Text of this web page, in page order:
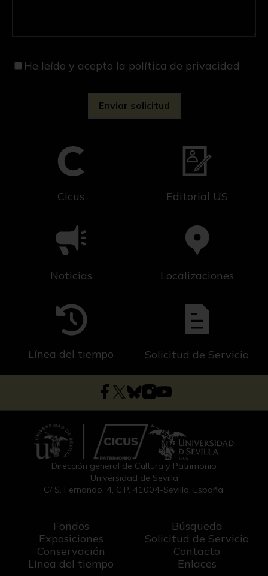
He leído y acepto la política de privacidad
Cicus Editorial US
Noticias Localizaciones
Línea del tiempo Solicitud de Servicio
Dirección general de Cultura y Patrimonio
Universidad de Sevilla
C/ S. Fernando, 4, C.P. 41004-Sevilla, España.
Fondos
Exposiciones
Conservación
Línea del tiempo
Búsqueda
Solicitud de Servicio
Contacto
Enlaces